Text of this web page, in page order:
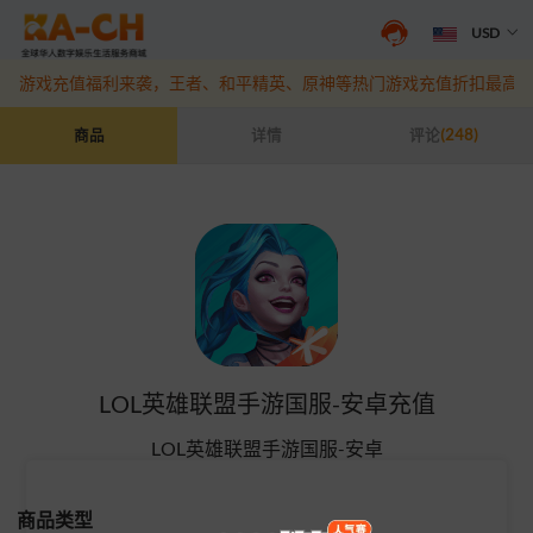
LOL英雄联盟手游国服-安卓充值
USD
抖音盛夏宠粉季来袭！抖钻充值最高6%优惠，热门规格更划算点此查
游戏充值福利来袭，王者、和平精英、原神等热门游戏充值折扣最高
商品 详情 评论(248)
LOL英雄联盟手游国服-安卓充值
LOL英雄联盟手游国服-安卓
商品类型